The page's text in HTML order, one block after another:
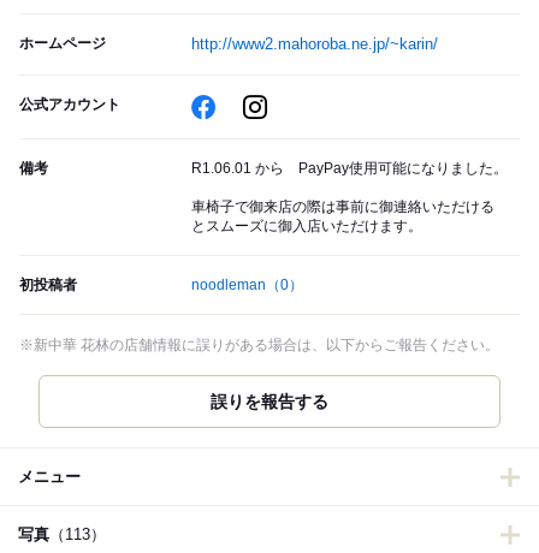
ホームページ http://www2.mahoroba.ne.jp/~karin/
公式アカウント
備考 R1.06.01 から PayPay使用可能になりました。
車椅子で御来店の際は事前に御連絡いただける
とスムーズに御入店いただけます。
初投稿者 noodleman （0）
※新中華 花林の店舗情報に誤りがある場合は、以下からご報告ください。
誤りを報告する
メニュー
写真 （113）